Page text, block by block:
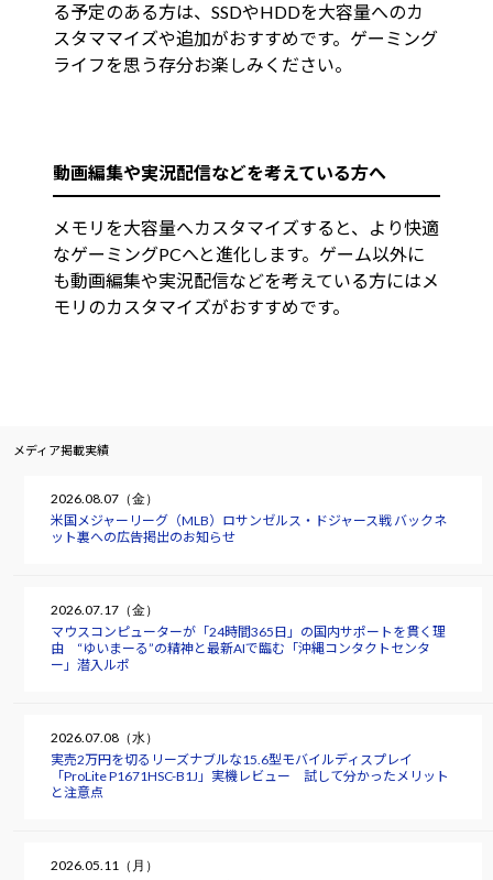
る予定のある方は、SSDやHDDを大容量へのカ
スタママイズや追加がおすすめです。ゲーミング
ライフを思う存分お楽しみください。
動画編集や実況配信などを考えている方へ
メモリを大容量へカスタマイズすると、より快適
なゲーミングPCへと進化します。ゲーム以外に
も動画編集や実況配信などを考えている方にはメ
モリのカスタマイズがおすすめです。
メディア掲載実績
2026.08.07（金）
米国メジャーリーグ（MLB）ロサンゼルス・ドジャース戦 バックネ
ット裏への広告掲出のお知らせ
2026.07.17（金）
マウスコンピューターが「24時間365日」の国内サポートを貫く理
由 “ゆいまーる”の精神と最新AIで臨む「沖縄コンタクトセンタ
ー」潜入ルポ
2026.07.08（水）
実売2万円を切るリーズナブルな15.6型モバイルディスプレイ
「ProLite P1671HSC-B1J」実機レビュー 試して分かったメリット
と注意点
2026.05.11（月）